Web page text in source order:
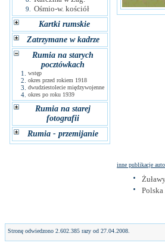
9.
Ośmio-w. kościół
Kartki rumskie
Zatrzymane w kadrze
Rumia na starych
pocztówkach
1. wstęp
2. okres przed rokiem 1918
3. dwudziestolecie międzywojenne
4. okres po roku 1939
Rumia na starej
fotografii
Rumia - przemijanie
inne publikacje
Stronę odwiedzono 2.602.385 razy od 27.04.2008.